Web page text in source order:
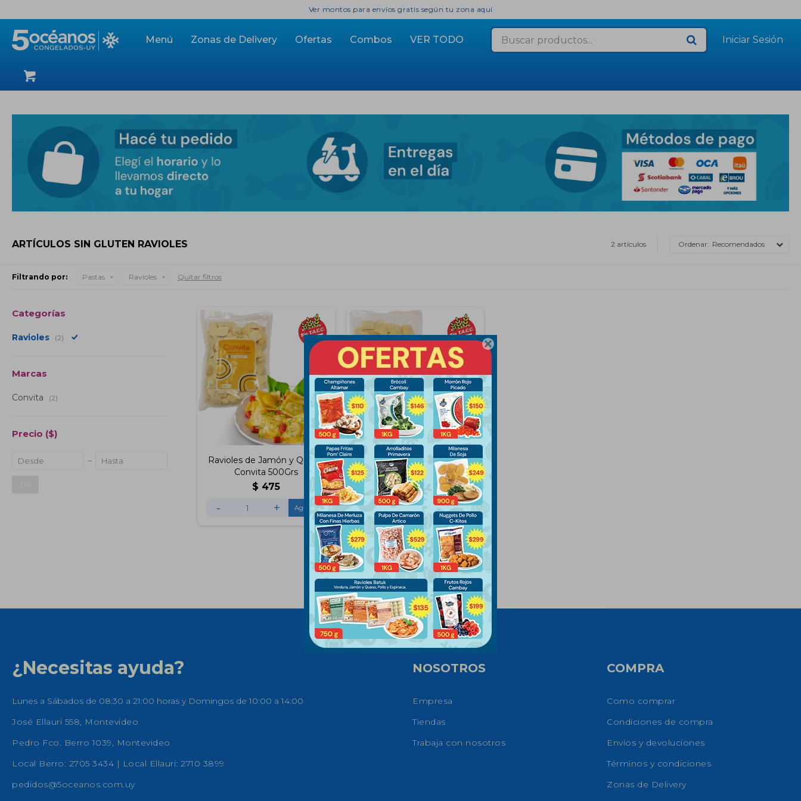

Menú Zonas de Delivery Ofertas Combos VER TODO
Ver montos para envíos gratis según tu zona aquí
ARTÍCULOS SIN GLUTEN RAVIOLES 2 artículos Recomendados
Filtrando por: Pastas Ravioles Quitar filtros
Ravioles de Jamón y Queso
Convita 500Grs
$ 475
- +
Ravioles de Verdura Convita
500Grs
$ 475
+
Categorías
Ravioles (2)
Marcas
Convita (2)
Precio ($)
¿Necesitas ayuda?
Lunes a Sábados de 08:30 a 21:00 horas y Domingos de 10:00 a 14:00
José Ellauri 558, Montevideo
Pedro Fco. Berro 1039, Montevideo
Local Berro: 2705 3434 | Local Ellauri: 2710 3899
pedidos@5oceanos.com.uy
NOSOTROS
Empresa
Tiendas
Trabaja con nosotros
COMPRA
Como comprar
Condiciones de compra
Envíos y devoluciones
Términos y condiciones
Zonas de Delivery